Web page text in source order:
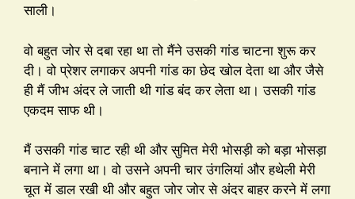
साली।
वो बहुत जोर से दबा रहा था तो मैंने उसकी गांड चाटना शुरू कर
दी। वो प्रेशर लगाकर अपनी गांड का छेद खोल देता था और जैसे
ही मैं जीभ अंदर ले जाती थी गांड बंद कर लेता था। उसकी गांड
एकदम साफ थी।
मैं उसकी गांड चाट रही थी और सुमित मेरी भोसड़ी को बड़ा भोसड़ा
बनाने में लगा था। वो उसने अपनी चार उंगलियां और हथेली मेरी
चूत में डाल रखी थी और बहुत जोर जोर से अंदर बाहर करने में लगा